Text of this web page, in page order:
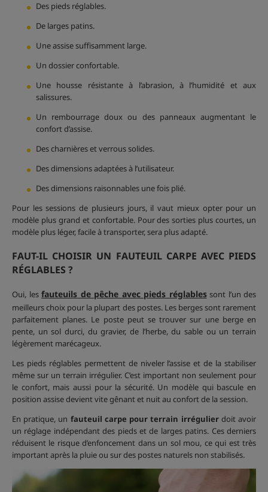
Des pieds réglables.
De larges patins.
Une assise suffisamment large.
Un dossier confortable.
Une housse résistante à l’abrasion, à l’humidité et aux
salissures.
Un rembourrage doux ou des panneaux augmentant le
confort d’assise.
Des charnières et verrous solides.
Des dimensions adaptées à l’utilisateur.
Des dimensions raisonnables une fois plié.
Pour les sessions de plusieurs jours, il vaut mieux opter pour un
modèle plus grand et confortable. Pour des sorties plus courtes, un
modèle plus léger, facile à transporter, sera plus adapté.
FAUT-IL CHOISIR UN FAUTEUIL CARPE AVEC PIEDS
RÉGLABLES ?
Oui, les fauteuils de pêche avec pieds réglablessont l’un des
meilleurs choix pour la plupart des postes. Les berges sont rarement
parfaitement planes. Le poste peut se trouver sur une berge en
pente, un sol durci, du gravier, de l’herbe, du sable ou un terrain
légèrement marécageux.
Les pieds réglables permettent de niveler l’assise et de la stabiliser
même sur un terrain irrégulier. C’est important non seulement pour
le confort, mais aussi pour la sécurité. Un modèle qui bascule en
position assise devient vite gênant et nuit au confort de la session.
En pratique, un fauteuil carpe pour terrain irrégulierdoit avoir
un réglage indépendant des pieds et de larges patins. Ces derniers
réduisent le risque d’enfoncement dans un sol mou, ce qui est très
important après la pluie ou sur des postes naturels non stabilisés.